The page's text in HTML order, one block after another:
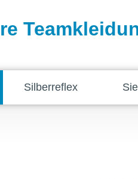
Silberreflex